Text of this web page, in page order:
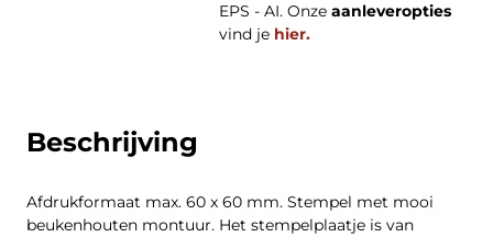
Beschrijving
Afdrukformaat max. 60 x 60 mm. Stempel met mooi
beukenhouten montuur. Het stempelplaatje is van
EPS - AI. Onze aanleveropties
vind je hier.